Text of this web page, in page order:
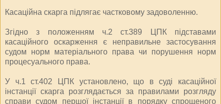
Касаційна скарга підлягає частковому задоволенню.
Згідно з положенням ч.2 ст.389 ЦПК підставами
касаційного оскарження є неправильне застосування
судом норм матеріального права чи порушення норм
процесуального права.
У ч.1 ст.402 ЦПК установлено, що в суді касаційної
інстанції скарга розглядається за правилами розгляду
справи судом першої інстанції в порядку спрощеного